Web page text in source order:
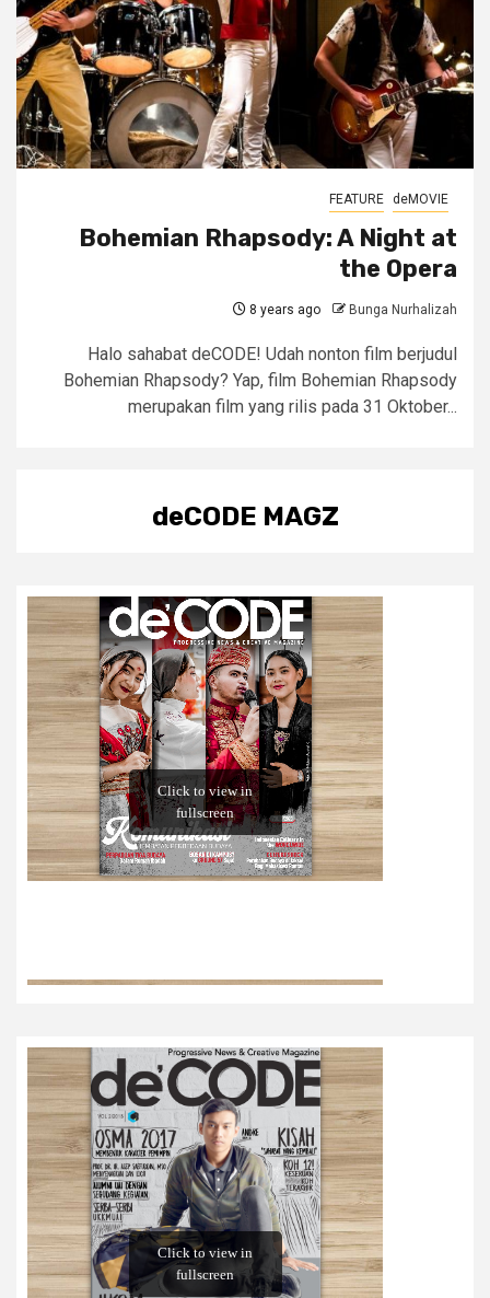
FEATURE deMOVIE
Bohemian Rhapsody: A Night at
the Opera
8 years ago Bunga Nurhalizah
Halo sahabat deCODE! Udah nonton film berjudul
Bohemian Rhapsody? Yap, film Bohemian Rhapsody
merupakan film yang rilis pada 31 Oktober...
deCODE MAGZ